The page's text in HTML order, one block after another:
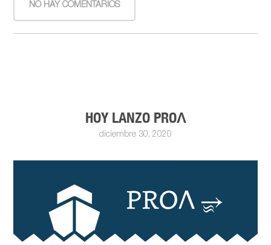
NO HAY COMENTARIOS
HOY LANZO PROΛ
diciembre 30, 2020